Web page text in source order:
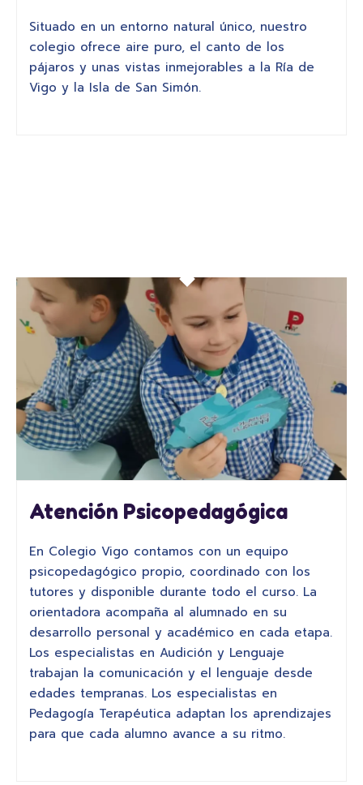
Situado en un entorno natural único, nuestro
colegio ofrece aire puro, el canto de los
pájaros y unas vistas inmejorables a la Ría de
Vigo y la Isla de San Simón.
Atención Psicopedagógica
En Colegio Vigo contamos con un equipo
psicopedagógico propio, coordinado con los
tutores y disponible durante todo el curso. La
orientadora acompaña al alumnado en su
desarrollo personal y académico en cada etapa.
Los especialistas en Audición y Lenguaje
trabajan la comunicación y el lenguaje desde
edades tempranas. Los especialistas en
Pedagogía Terapéutica adaptan los aprendizajes
para que cada alumno avance a su ritmo.